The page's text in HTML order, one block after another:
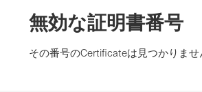
無効な証明書番号
その番号のCertificateは見つかりませ